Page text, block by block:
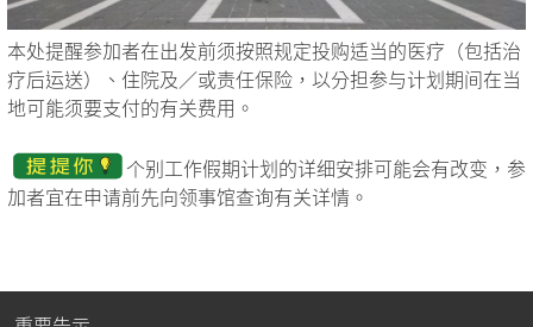
本处提醒参加者在出发前须按照规定投购适当的医疗（包括治
疗后运送）、住院及／或责任保险，以分担参与计划期间在当
地可能须要支付的有关费用。
个别工作假期计划的详细安排可能会有改变，参
加者宜在申请前先向领事馆查询有关详情。